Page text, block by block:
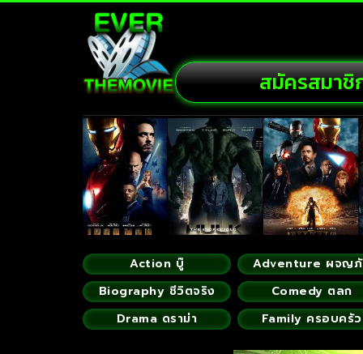
สมัครสมาชิ
Action บู๊
Adventure ผจญ
Biography ชีวิตจริง
Comedy ตลก
Drama ดราม่า
Family ครอบครัว